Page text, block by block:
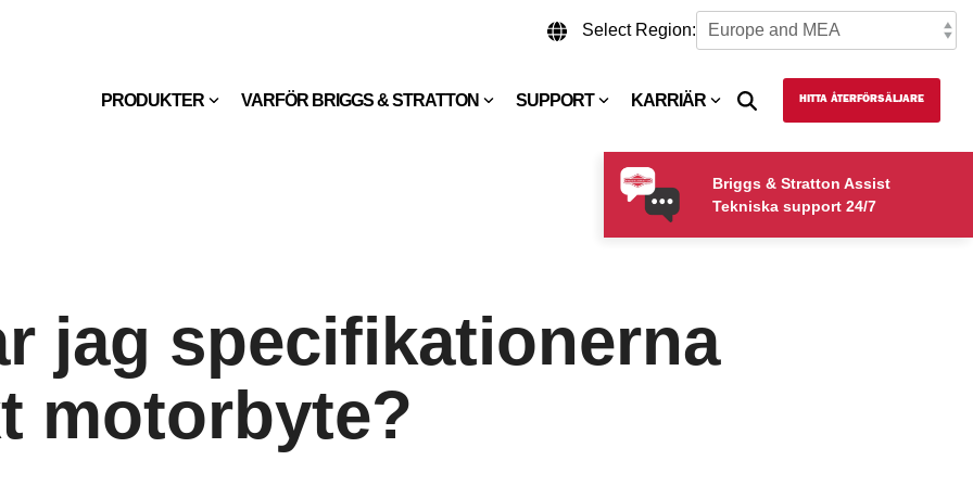
Select Region:
PRODUKTER VARFÖR BRIGGS & STRATTON SUPPORT KARRIÄR HITTA ÅTERFÖRSÄLJARE
jag specifikationerna
motorbyte?
Briggs & Stratton Assist
Tekniska support 24/7